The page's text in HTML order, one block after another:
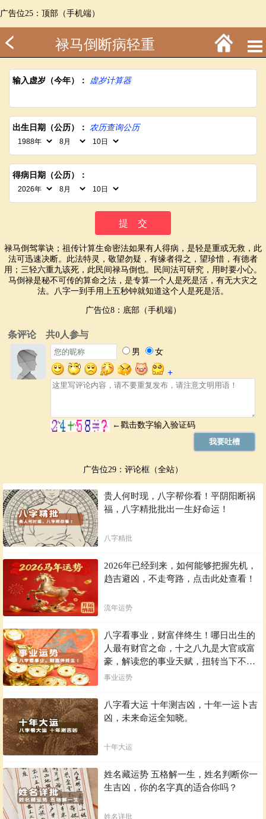
广告位25：顶部（手机端）
禄马倒断病轻重
输入虚岁（今年）： 虚岁计算器
出生日期（公历）： 农历查询公历
得病日期（公历）：
禄马倒驾掌诀；祖传计算生命密法如果有人得病，是轻是重或无救，此
法可迅速决断。此法特灵，敬望勿疑，有缘者得之，望珍惜，有德者
用；三轻六重九该死，此民间禄马倒也。民间法可研究，用时要小心。
马倒禄是秘不可传的算命之法，是专算一个人是死是活，有无大灾之
法。八字一到手用上五秒钟就知道这个人是死是活。
广告位8：底部（手机端）
广告位29：评论框（全站）
贵人何时现，八字帮你看！平阴阳断祸
福，八字精批批出一生好命运！
八字精批
2026年已经到来，如何能够把握先机，
趋吉避凶，不走弯路，点击此处查看！
流年运势
八字看事业，财富伴终生！哪日出生的
人最有财官之命，十之八九是大官或富
豪，解读您的事业天赋，扭转当下不利
困局！！
事业运势
八字看大运 十年测吉凶，十年一运卜吉
凶，未来命运全知晓。
十年大运
姓名藏运势 五格解一生，姓名判断你一
生吉凶，你的名字真的适合你吗？
姓名详批